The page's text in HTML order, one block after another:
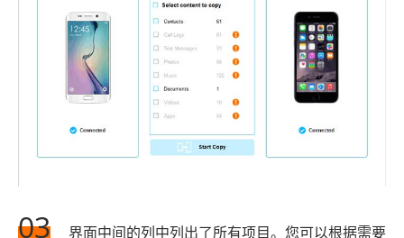
03
界面中间的列中列出了所有项目。您可以根据需要